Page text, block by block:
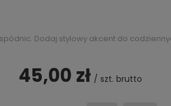
Dodaj stylowy akcent do
45,00 zł / szt. brutto